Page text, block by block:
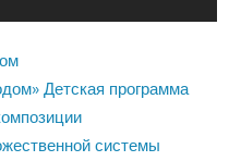
Детская программа
системы